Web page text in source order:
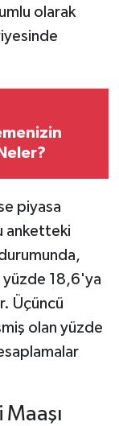
olarak
piyasa
anketteki
yüzde 18,6'ya
Üçüncü
olan yüzde
Maaşı